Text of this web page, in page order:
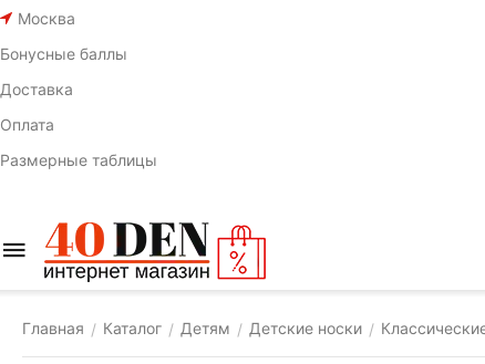
Москва
Бонусные баллы
Доставка
Оплата
Размерные таблицы
Главная / Каталог / Детям / Детские носки /